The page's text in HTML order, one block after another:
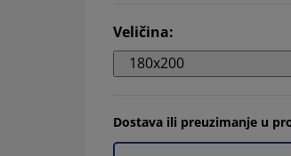
Veličina:
180x200
Dostava ili preuzimanje u
15.92356687898089%